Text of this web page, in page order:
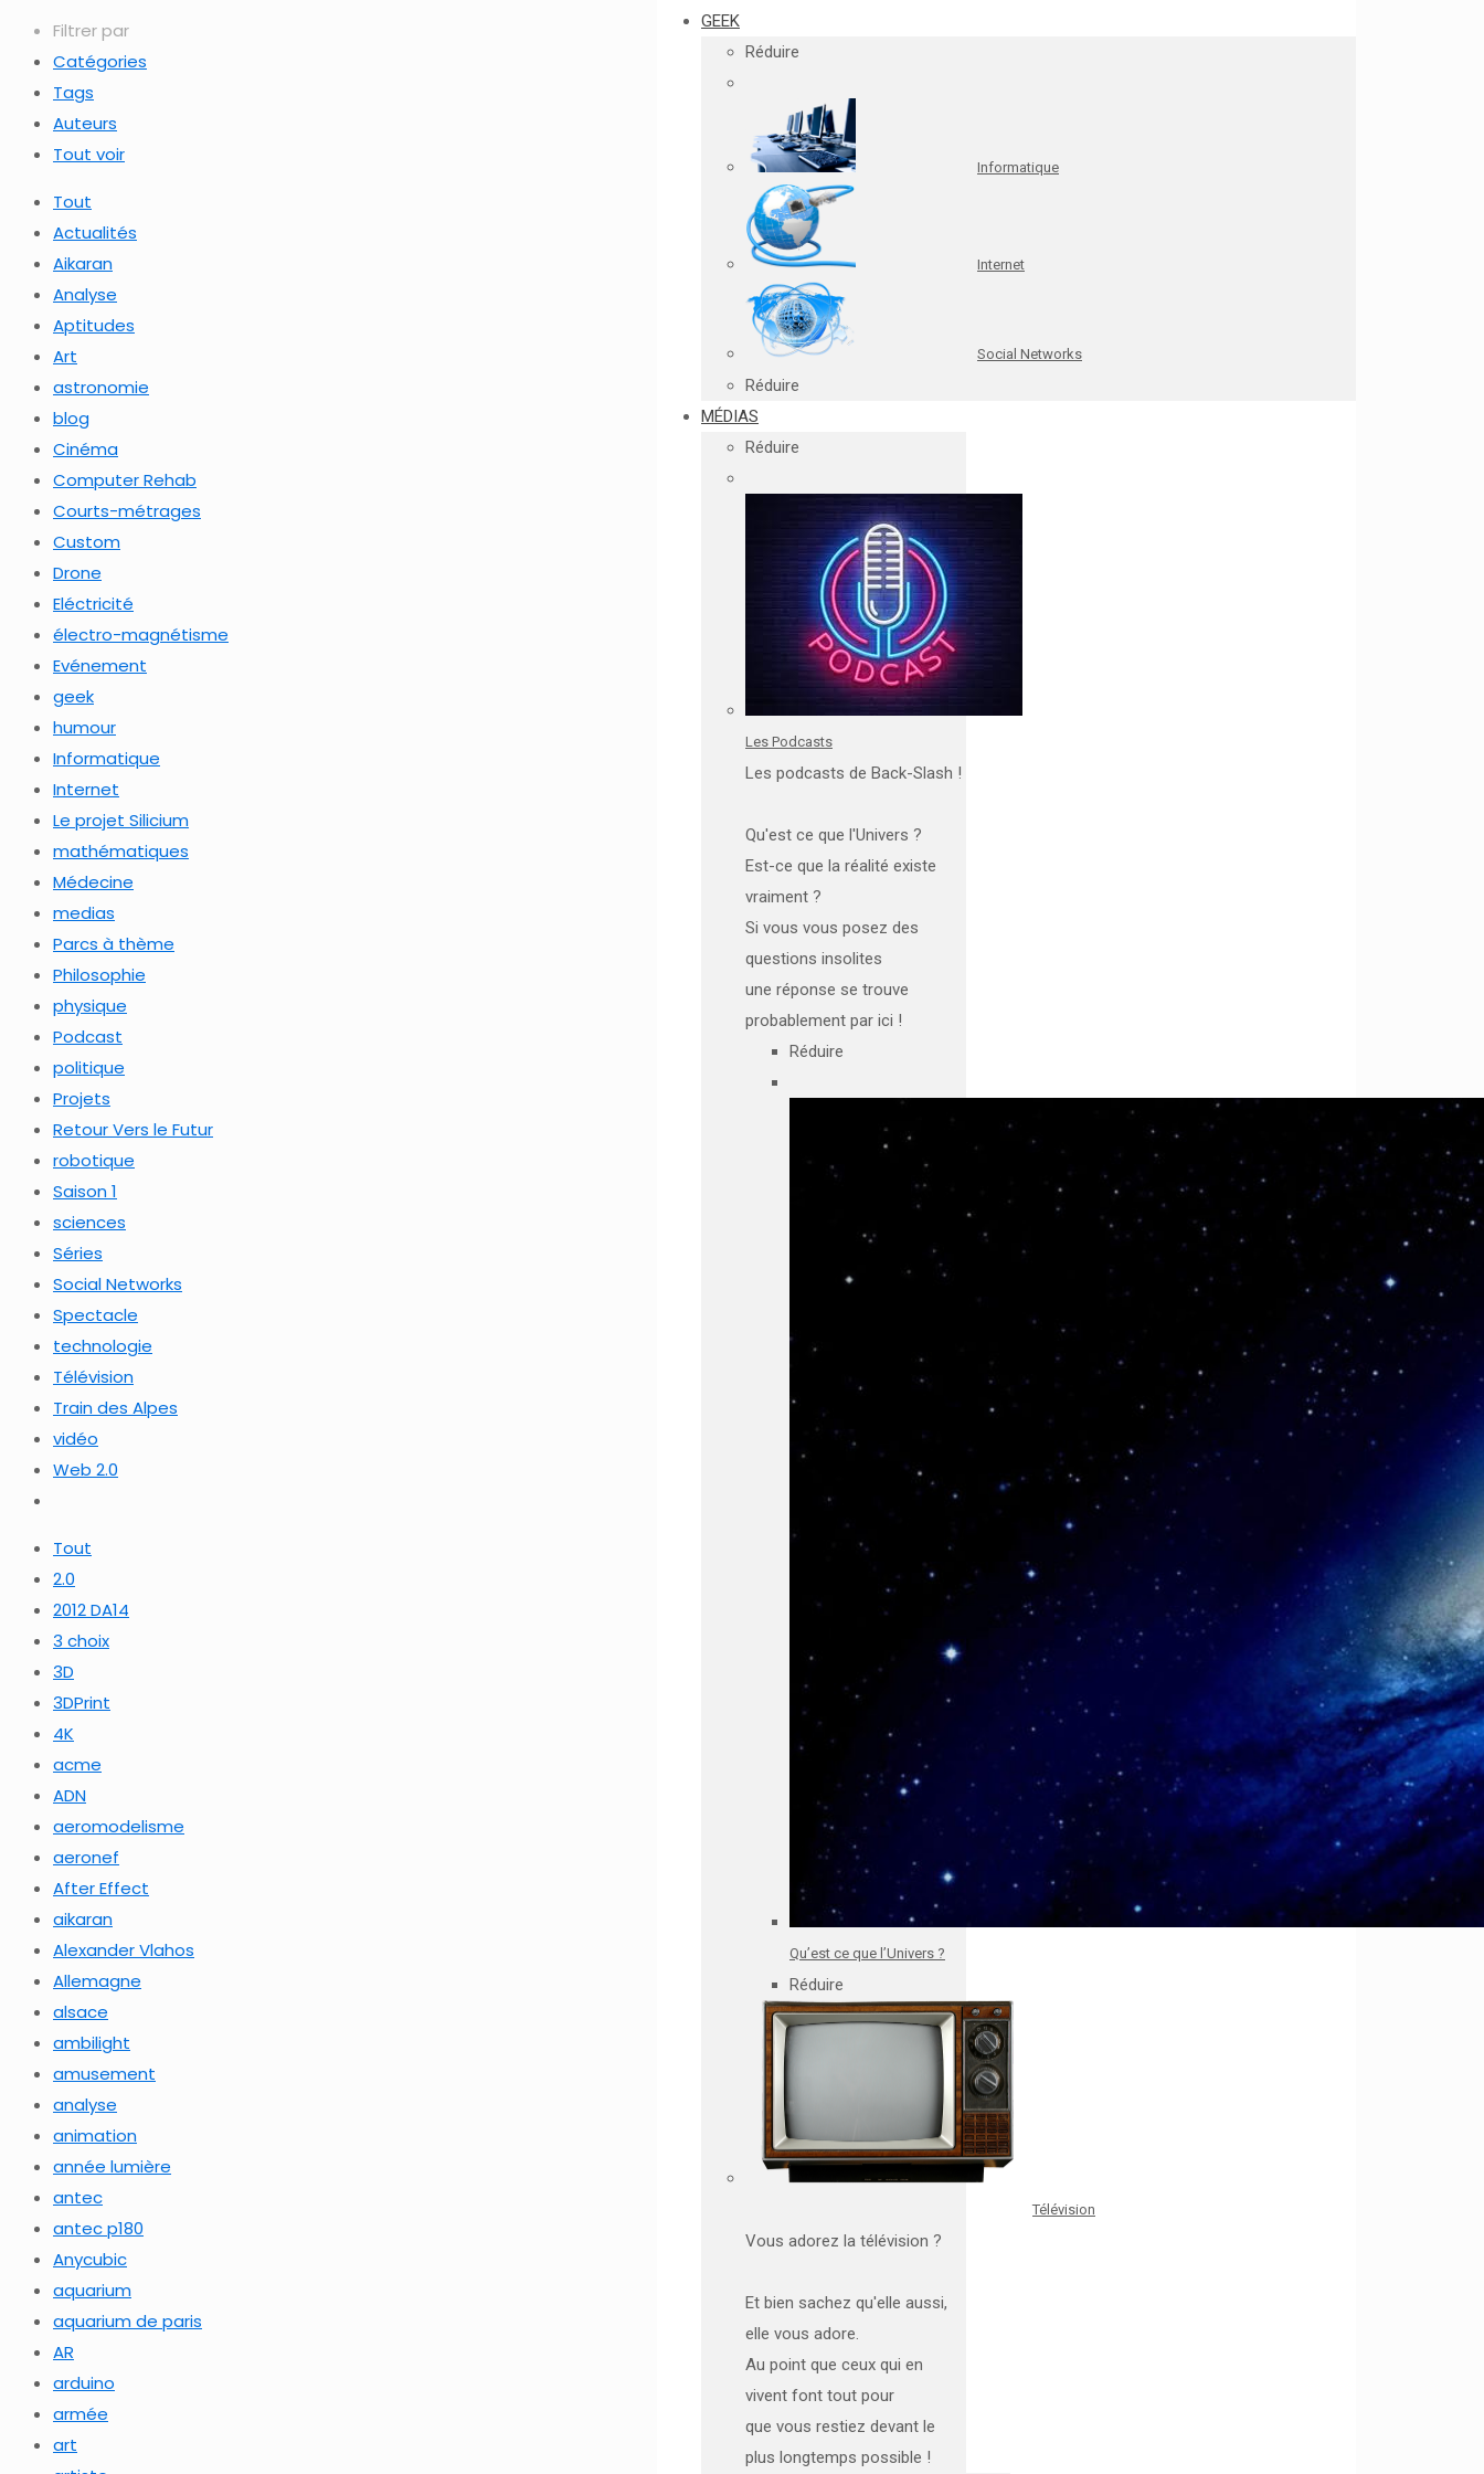
GEEK
Réduire
Informatique
Internet
Social Networks
Réduire
MÉDIAS
Réduire
Les Podcasts
Les podcasts de Back-Slash !
Qu'est ce que l'Univers ?
Est-ce que la réalité existe
vraiment ?
Si vous vous posez des
questions insolites
une réponse se trouve
probablement par ici !
Réduire
Qu’est ce que l’Univers ?
Réduire
Télévision
Vous adorez la télévision ?
Et bien sachez qu'elle aussi,
elle vous adore.
Au point que ceux qui en
vivent font tout pour
que vous restiez devant le
plus longtemps possible !
Filtrer par
Catégories
Tags
Auteurs
Tout voir
Tout
Actualités
Aikaran
Analyse
Aptitudes
Art
astronomie
blog
Cinéma
Computer Rehab
Courts-métrages
Custom
Drone
Eléctricité
électro-magnétisme
Evénement
geek
humour
Informatique
Internet
Le projet Silicium
mathématiques
Médecine
medias
Parcs à thème
Philosophie
physique
Podcast
politique
Projets
Retour Vers le Futur
robotique
Saison 1
sciences
Séries
Social Networks
Spectacle
technologie
Télévision
Train des Alpes
vidéo
Web 2.0
Tout
2.0
2012 DA14
3 choix
3D
3DPrint
4K
acme
ADN
aeromodelisme
aeronef
After Effect
aikaran
Alexander Vlahos
Allemagne
alsace
ambilight
amusement
analyse
animation
année lumière
antec
antec p180
Anycubic
aquarium
aquarium de paris
AR
arduino
armée
art